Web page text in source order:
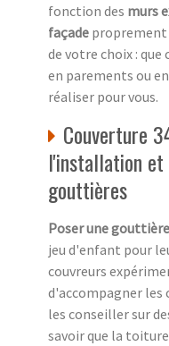
fonction des murs
façade
de votre choix : que
en parements ou en
réaliser pour vous.
Couverture
l'installation et
gouttières
Poser une gouttière
jeu d'enfant pour
couvreurs
d'accompagner les
les conseiller sur
savoir que la